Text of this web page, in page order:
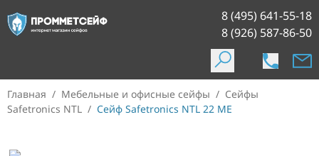
8 (495) 641-55-18
8 (926) 587-86-50
Главная / Мебельные и офисные сейфы / Сейфы
Safetronics NTL / Сейф Safetronics NTL 22 ME